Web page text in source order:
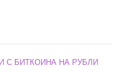
С БИТКОИНА НА РУБЛИ